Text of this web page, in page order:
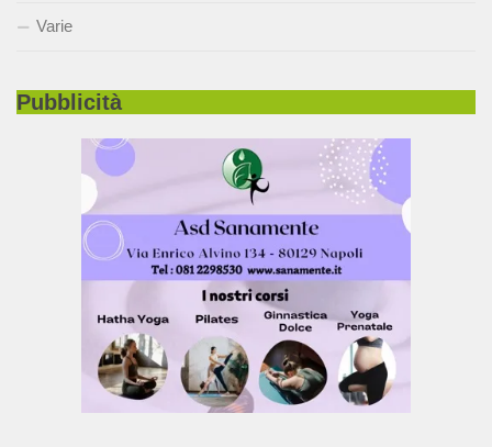
Varie
Pubblicità